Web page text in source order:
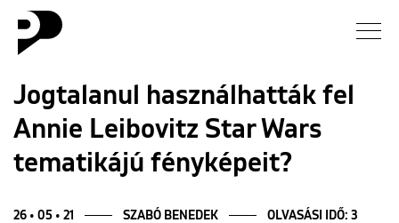
Galéria
Jogtalanul használhatták fel
Annie Leibovitz Star Wars
tematikájú fényképeit?
26 • 05 • 21 SZABÓ BENEDEK
OLVASÁSI IDŐ: 3